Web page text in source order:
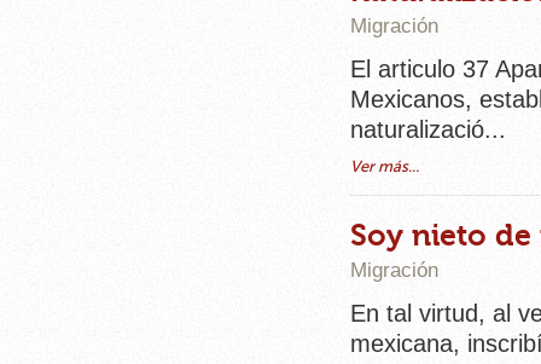
Migración
El articulo 37
Mexicanos,
naturalizació...
Ver más...
Soy nieto
Migración
En tal virtud, al
mexicana,